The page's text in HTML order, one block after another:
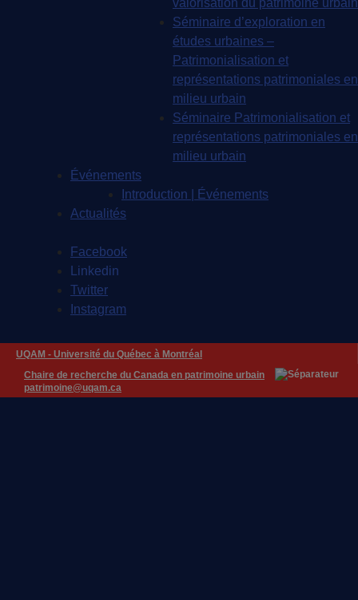
valorisation du patrimoine urbain
Séminaire d’exploration en
études urbaines –
Patrimonialisation et
représentations patrimoniales en
milieu urbain
Séminaire Patrimonialisation et
représentations patrimoniales en
milieu urbain
Événements
Introduction | Événements
Actualités
Facebook
Linkedin
Twitter
Instagram
UQAM - Université du Québec à Montréal
Chaire de recherche du Canada en patrimoine urbain
patrimoine@uqam.ca